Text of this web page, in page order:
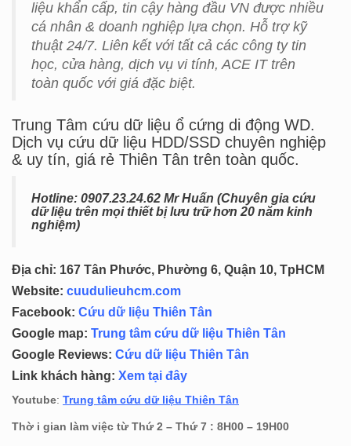
liệu khẩn cấp, tin cậy hàng đầu VN được nhiều
cá nhân & doanh nghiệp lựa chọn. Hỗ trợ kỹ
thuật 24/7. Liên kết với tất cả các công ty tin
học, cửa hàng, dịch vụ vi tính, ACE IT trên
toàn quốc với giá đặc biệt.
Trung Tâm cứu dữ liệu ổ cứng di động WD.
Dịch vụ cứu dữ liệu HDD/SSD chuyên nghiệp
& uy tín, giá rẻ Thiên Tân trên toàn quốc.
Hotline: 0907.23.24.62 Mr Huấn (Chuyên gia cứu
dữ liệu trên mọi thiết bị lưu trữ hơn 20 năm kinh
nghiệm)
Địa chỉ: 167 Tân Phước, Phường 6, Quận 10, TpHCM
Website: cuudulieuhcm.com
Facebook: Cứu dữ liệu Thiên Tân
Google map: Trung tâm cứu dữ liệu Thiên Tân
Google Reviews: Cứu dữ liệu Thiên Tân
Link khách hàng: Xem tại đây
Youtube: Trung tâm cứu dữ liệu Thiên Tân
Thờ i gian làm việc từ Thứ 2 – Thứ 7 : 8H00 – 19H00